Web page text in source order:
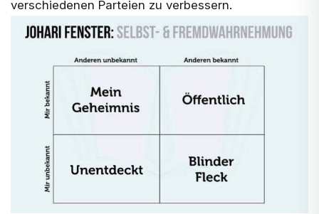
verschiedenen Parteien zu verbessern.